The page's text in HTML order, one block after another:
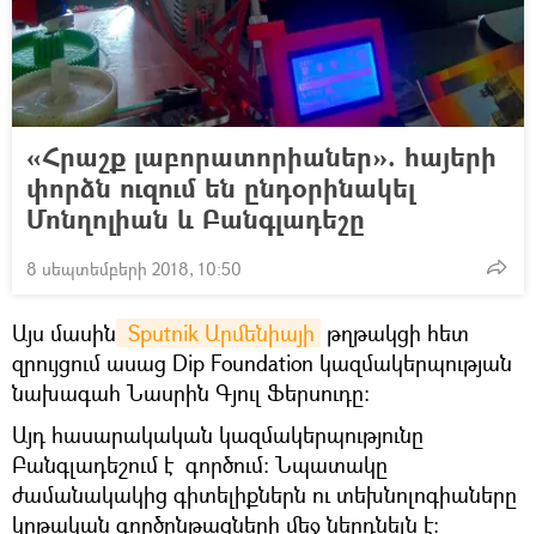
«Հրաշք լաբորատորիաներ». հայերի
փորձն ուզում են ընդօրինակել
Մոնղոլիան և Բանգլադեշը
8 սեպտեմբերի 2018, 10:50
Այս մասին Sputnik Արմենիայի թղթակցի հետ
զրույցում ասաց Dip Foundation կազմակերպության
նախագահ Նասրին Գյուլ Ֆերսուդը։
Այդ հասարակական կազմակերպությունը
Բանգլադեշում է գործում։ Նպատակը
ժամանակակից գիտելիքներն ու տեխնոլոգիաները
կրթական գործընթացների մեջ ներդնելն է։